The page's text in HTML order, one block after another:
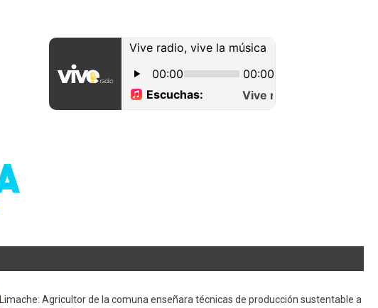
Limache: Agricultor de la comuna enseñara técnicas de producción sustentable a